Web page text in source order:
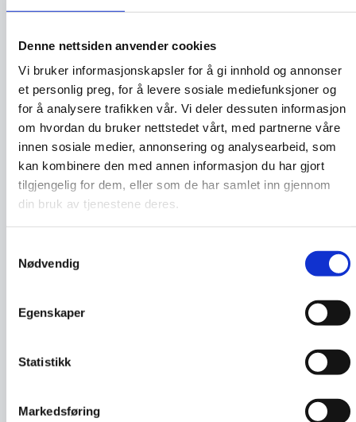
Denne nettsiden anvender cookies
Vi bruker informasjonskapsler for å gi innhold og annonser
et personlig preg, for å levere sosiale mediefunksjoner og
for å analysere trafikken vår. Vi deler dessuten informasjon
om hvordan du bruker nettstedet vårt, med partnerne våre
innen sosiale medier, annonsering og analysearbeid, som
kan kombinere den med annen informasjon du har gjort
tilgjengelig for dem, eller som de har samlet inn gjennom
din bruk av tjenestene deres.
Nødvendig
Egenskaper
Statistikk
Markedsføring
Vi har samlet noen ressurser som
kan hjelpe deg på veien. En god
start kan være å kontakte din IT-
leverandør og stille krav.
Digital sikkerhet for
SMB
NorSIS sin samling av fakta og
forklarer digitale
Kurs: Beskytt dine